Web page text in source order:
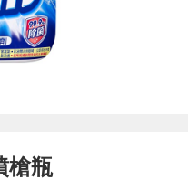
槍瓶